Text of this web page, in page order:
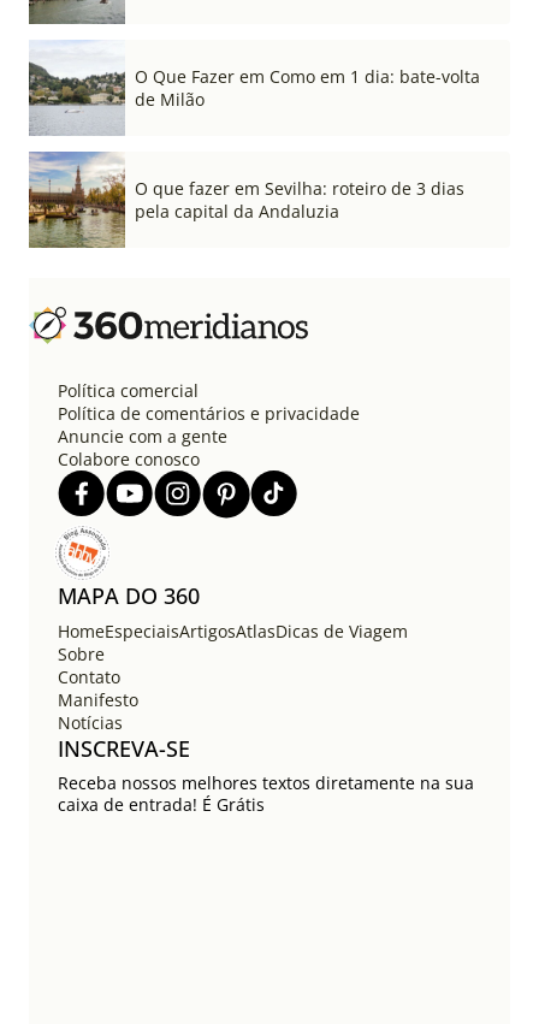
O Que Fazer em Como em 1 dia: bate-volta
de Milão
O que fazer em Sevilha: roteiro de 3 dias
pela capital da Andaluzia
Política comercial
Política de comentários e privacidade
Anuncie com a gente
Colabore conosco
MAPA DO 360
HomeEspeciaisArtigosAtlasDicas de Viagem
Sobre
Contato
Manifesto
Notícias
INSCREVA-SE
Receba nossos melhores textos diretamente na sua
caixa de entrada! É Grátis